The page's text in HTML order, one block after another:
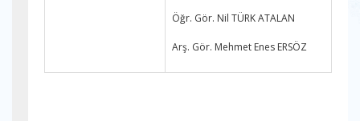
Öğr. Gör. Nil TÜRK ATALAN
Arş. Gör. Mehmet Enes ERSÖZ